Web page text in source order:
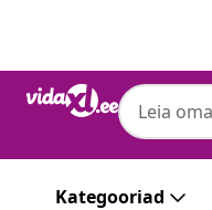
Kategooriad